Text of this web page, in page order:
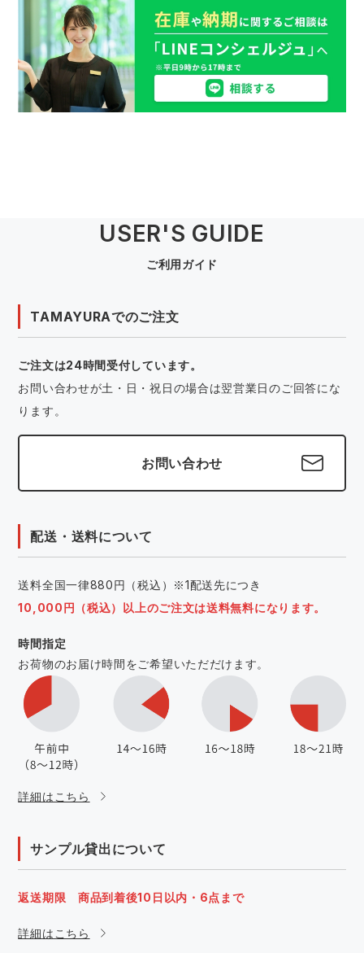
USER'S GUIDE
ご利用ガイド
TAMAYURAでのご注文
ご注文は24時間受付しています。
お問い合わせが土・日・祝日の場合は翌営業日のご回答にな
ります。
お問い合わせ
配送・送料について
送料全国一律880円（税込）※1配送先につき
10,000円（税込）以上のご注文は送料無料になります。
時間指定
お荷物のお届け時間をご希望いただだけます。
詳細はこちら
サンプル貸出について
返送期限 商品到着後10日以内・6点まで
詳細はこちら